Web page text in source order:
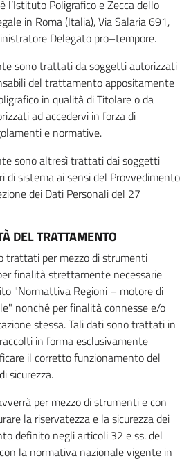
Poligrafico e Zecca dello
in Roma (Italia), Via Salaria 691,
Delegato pro–tempore.
sono trattati da soggetti autorizzati
del trattamento appositamente
in qualità di Titolare o da
ad accedervi in forza di
e normative.
sono altresì trattati dai soggetti
di sistema ai sensi del Provvedimento
dei Dati Personali del 27
DEL TRATTAMENTO
trattati per mezzo di strumenti
finalità strettamente necessarie
"Normattiva Regioni – motore di
nonché per finalità connesse e/o
stessa. Tali dati sono trattati in
in forma esclusivamente
il corretto funzionamento del
sicurezza.
per mezzo di strumenti e con
la riservatezza e la sicurezza dei
definito negli articoli 32 e ss. del
la normativa nazionale vigente in